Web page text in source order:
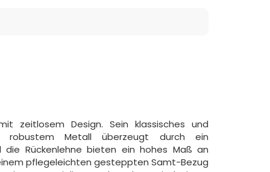
zeitlosem Design. Sein klassisches und
robustem Metall überzeugt durch ein
Rückenlehne bieten ein hohes Maß an
pflegeleichten gesteppten Samt-Bezug